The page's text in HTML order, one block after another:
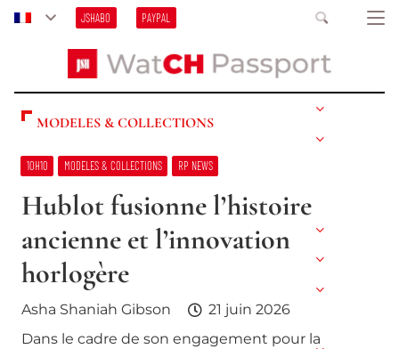
JSHABO PAYPAL
MODELES & COLLECTIONS
10H10 MODELES & COLLECTIONS RP NEWS
Hublot fusionne l’histoire
ancienne et l’innovation
horlogère
Asha Shaniah Gibson
21 juin 2026
Dans le cadre de son engagement pour la